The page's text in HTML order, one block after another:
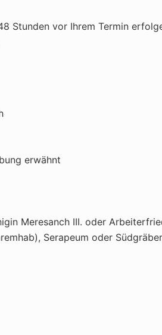
Stunden vor Ihrem Termin
erwähnt
Meresanch III. oder
Serapeum oder